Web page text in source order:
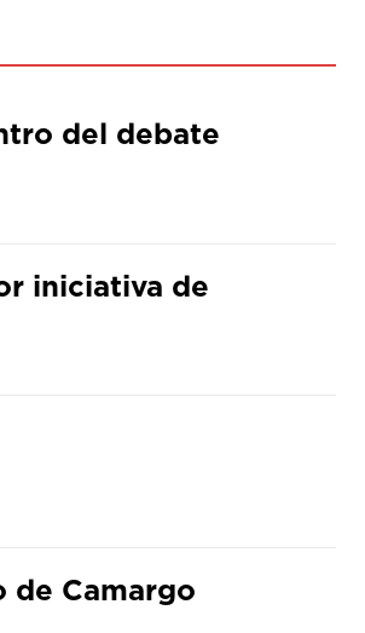
del debate
iniciativa de
de Camargo